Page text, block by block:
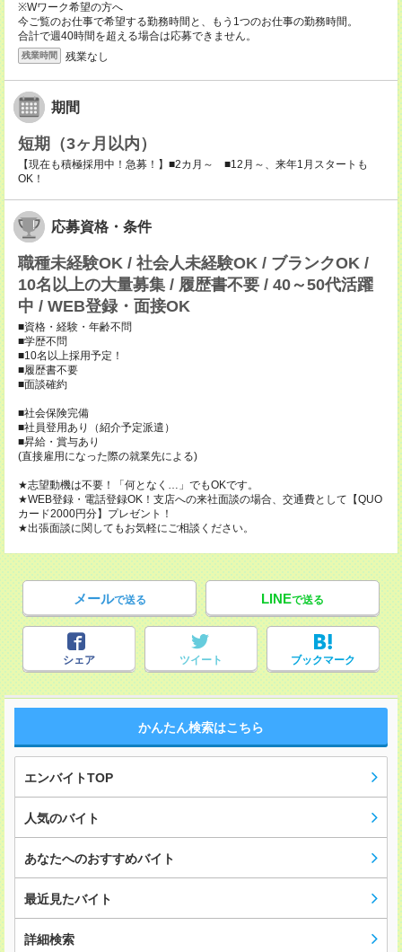
※Wワーク希望の方へ
今ご覧のお仕事で希望する勤務時間と、もう1つのお仕事の勤務時間。
合計で週40時間を超える場合は応募できません。
残業時間 残業なし
期間
短期（3ヶ月以内）
【現在も積極採用中！急募！】■2カ月～ ■12月～、来年1月スタートも
OK！
応募資格・条件
職種未経験OK / 社会人未経験OK / ブランクOK /
10名以上の大量募集 / 履歴書不要 / 40～50代活躍
中 / WEB登録・面接OK
■資格・経験・年齢不問
■学歴不問
■10名以上採用予定！
■履歴書不要
■面談確約
■社会保険完備
■社員登用あり（紹介予定派遣）
■昇給・賞与あり
(直接雇用になった際の就業先による)
★志望動機は不要！「何となく…」でもOKです。
★WEB登録・電話登録OK！支店への来社面談の場合、交通費として【QUO
カード2000円分】プレゼント！
★出張面談に関してもお気軽にご相談ください。
メールで送る LINEで送る
シェア ツイート ブックマーク
かんたん検索はこちら
エンバイトTOP
人気のバイト
あなたへのおすすめバイト
最近見たバイト
詳細検索